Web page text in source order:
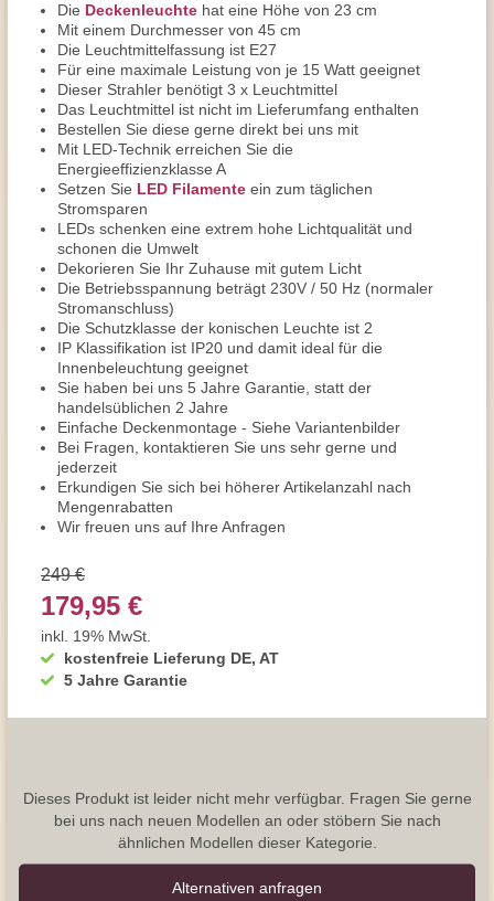
Die Deckenleuchte hat eine Höhe von 23 cm
Mit einem Durchmesser von 45 cm
Die Leuchtmittelfassung ist E27
Für eine maximale Leistung von je 15 Watt geeignet
Dieser Strahler benötigt 3 x Leuchtmittel
Das Leuchtmittel ist nicht im Lieferumfang enthalten
Bestellen Sie diese gerne direkt bei uns mit
Mit LED-Technik erreichen Sie die
Energieeffizienzklasse A
Setzen Sie LED Filamente ein zum täglichen
Stromsparen
LEDs schenken eine extrem hohe Lichtqualität und
schonen die Umwelt
Dekorieren Sie Ihr Zuhause mit gutem Licht
Die Betriebsspannung beträgt 230V / 50 Hz (normaler
Stromanschluss)
Die Schutzklasse der konischen Leuchte ist 2
IP Klassifikation ist IP20 und damit ideal für die
Innenbeleuchtung geeignet
Sie haben bei uns 5 Jahre Garantie, statt der
handelsüblichen 2 Jahre
Einfache Deckenmontage - Siehe Variantenbilder
Bei Fragen, kontaktieren Sie uns sehr gerne und
jederzeit
Erkundigen Sie sich bei höherer Artikelanzahl nach
Mengenrabatten
Wir freuen uns auf Ihre Anfragen
kostenfreie Lieferung DE, AT
5 Jahre Garantie
249 €
179,95 €
inkl. 19% MwSt.
Dieses Produkt ist leider nicht mehr verfügbar. Fragen Sie gerne
bei uns nach neuen Modellen an oder stöbern Sie nach
ähnlichen Modellen dieser Kategorie.
Alternativen anfragen